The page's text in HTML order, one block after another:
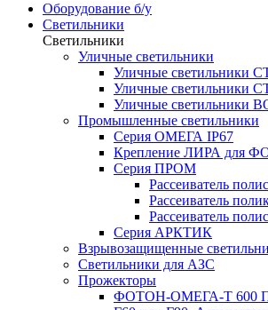
Оборудование б/у
Светильники
Светильники
Уличные светильники
Уличные светильники
Уличные
Уличные светильники
Промышленные светильники
Серия ОМЕГА IP67
Крепление ЛИРА для
Серия ПРОМ
Рассеиватель
Рассеиватель
Рассеиватель
Серия АРКТИК
Взрывозащищенные
Светильники для АЗС
Прожекторы
ФОТОН-ОМЕГА-Т 600